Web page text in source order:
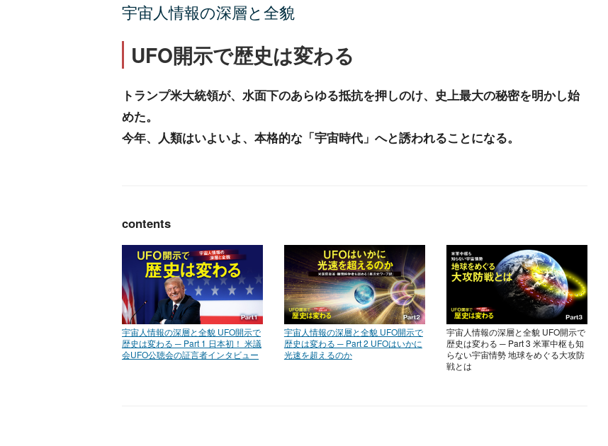
宇宙人情報の深層と全貌
UFO開示で歴史は変わる
トランプ米大統領が、水面下のあらゆる抵抗を押しのけ、史上最大の秘密を明かし始
めた。
今年、人類はいよいよ、本格的な「宇宙時代」へと誘われることになる。
contents
宇宙人情報の深層と全貌 UFO開示で
歴史は変わる ─ Part 1 日本初！ 米議
会UFO公聴会の証言者インタビュー
宇宙人情報の深層と全貌 UFO開示で
歴史は変わる ─ Part 2 UFOはいかに
光速を超えるのか
宇宙人情報の深層と全貌 UFO開示で
歴史は変わる ─ Part 3 米軍中枢も知
らない宇宙情勢 地球をめぐる大攻防
戦とは